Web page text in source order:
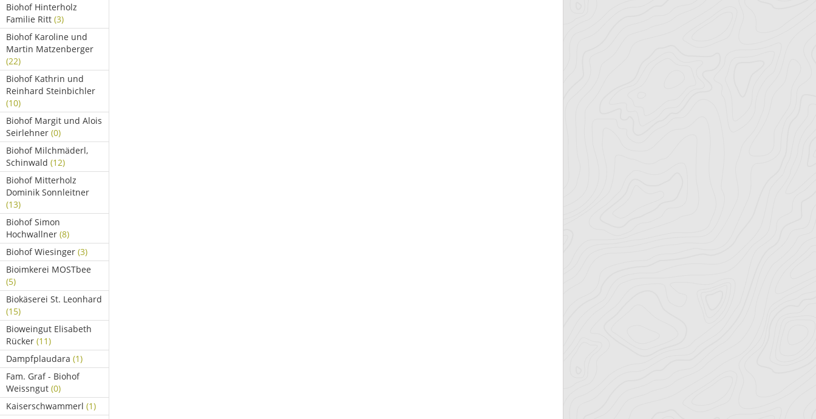
Biohof Hinterholz
Familie Ritt (3)
Biohof Karoline und
Martin Matzenberger
(22)
Biohof Kathrin und
Reinhard Steinbichler
(10)
Biohof Margit und Alois
Seirlehner (0)
Biohof Milchmäderl,
Schinwald (12)
Biohof Mitterholz
Dominik Sonnleitner
(13)
Biohof Simon
Hochwallner (8)
Biohof Wiesinger (3)
Bioimkerei MOSTbee
(5)
Biokäserei St. Leonhard
(15)
Bioweingut Elisabeth
Rücker (11)
Dampfplaudara (1)
Fam. Graf - Biohof
Weissngut (0)
Kaiserschwammerl (1)